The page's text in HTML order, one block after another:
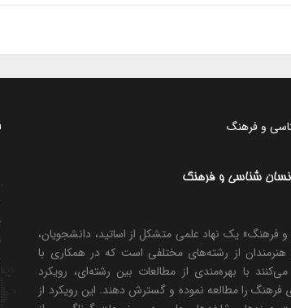
و فرهنگ
فرهنگ» یک نهاد علمی متشکل از اساتید، دانشجویان،
هنرمندان از رشته‌های مختلفی است که در همکاری با
با بهره‌مندی از مطالعات بین رشته‌ای، رویکرد
را مطالعه نموده و گسترش دهند. این رویکرد از